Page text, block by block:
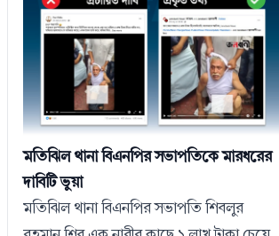
মতিঝিল থানা বিএনপির সভাপতিকে মারধরের
দাবিটি ভুয়া
মতিঝিল থানা বিএনপির সভাপতি শিবলুর